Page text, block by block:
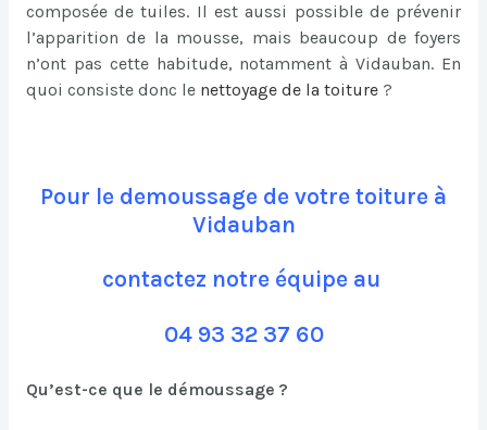
composée de tuiles. Il est aussi possible de prévenir
l’apparition de la mousse, mais beaucoup de foyers
n’ont pas cette habitude, notamment à Vidauban. En
quoi consiste donc le nettoyage de la toiture ?
Pour le demoussage de votre toiture à
Vidauban
contactez notre équipe au
04 93 32 37 60
Qu’est-ce que le démoussage ?